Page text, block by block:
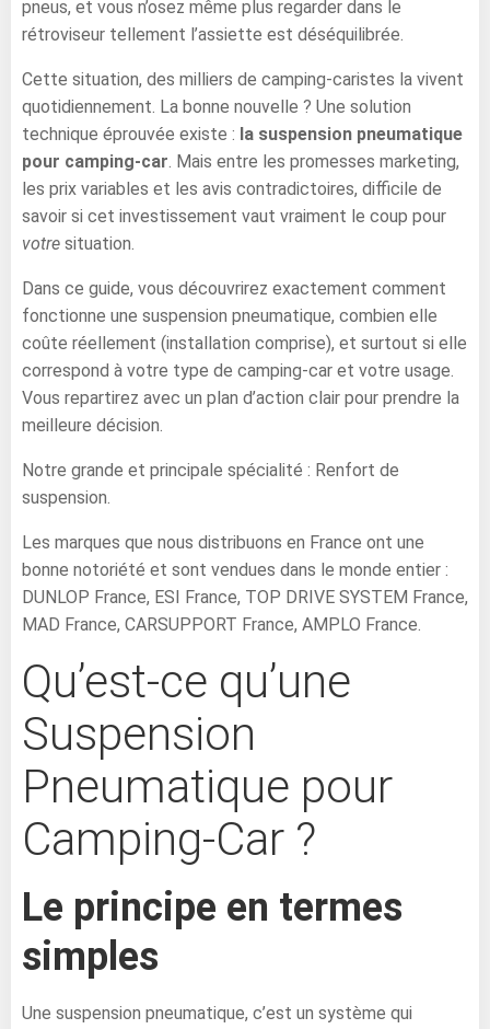
pneus, et vous n’osez même plus regarder dans le
rétroviseur tellement l’assiette est déséquilibrée.
Cette situation, des milliers de camping-caristes la vivent
quotidiennement. La bonne nouvelle ? Une solution
technique éprouvée existe : la suspension pneumatique
pour camping-car. Mais entre les promesses marketing,
les prix variables et les avis contradictoires, difficile de
savoir si cet investissement vaut vraiment le coup pour
votre situation.
Dans ce guide, vous découvrirez exactement comment
fonctionne une suspension pneumatique, combien elle
coûte réellement (installation comprise), et surtout si elle
correspond à votre type de camping-car et votre usage.
Vous repartirez avec un plan d’action clair pour prendre la
meilleure décision.
Notre grande et principale spécialité : Renfort de
suspension.
Les marques que nous distribuons en France ont une
bonne notoriété et sont vendues dans le monde entier :
DUNLOP France, ESI France, TOP DRIVE SYSTEM France,
MAD France, CARSUPPORT France, AMPLO France.
Qu’est-ce qu’une
Suspension
Pneumatique pour
Camping-Car ?
Le principe en termes
simples
Une suspension pneumatique, c’est un système qui